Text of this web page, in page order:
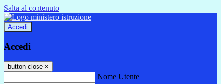
Salta al contenuto
Accedi
Accedi
button close ×
Nome Utente